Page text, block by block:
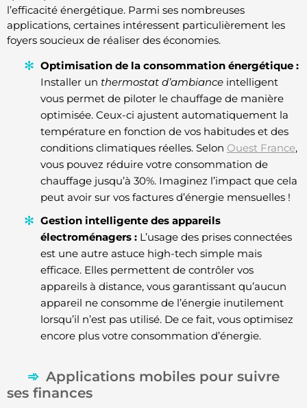
l’efficacité énergétique. Parmi ses nombreuses
applications, certaines intéressent particulièrement les
foyers soucieux de réaliser des économies.
Optimisation de la consommation énergétique :
Installer un thermostat d’ambiance intelligent
vous permet de piloter le chauffage de manière
optimisée. Ceux-ci ajustent automatiquement la
température en fonction de vos habitudes et des
conditions climatiques réelles. Selon Ouest France,
vous pouvez réduire votre consommation de
chauffage jusqu’à 30%. Imaginez l’impact que cela
peut avoir sur vos factures d’énergie mensuelles !
Gestion intelligente des appareils
électroménagers : L’usage des prises connectées
est une autre astuce high-tech simple mais
efficace. Elles permettent de contrôler vos
appareils à distance, vous garantissant qu’aucun
appareil ne consomme de l’énergie inutilement
lorsqu’il n’est pas utilisé. De ce fait, vous optimisez
encore plus votre consommation d’énergie.
Applications mobiles pour suivre
ses finances